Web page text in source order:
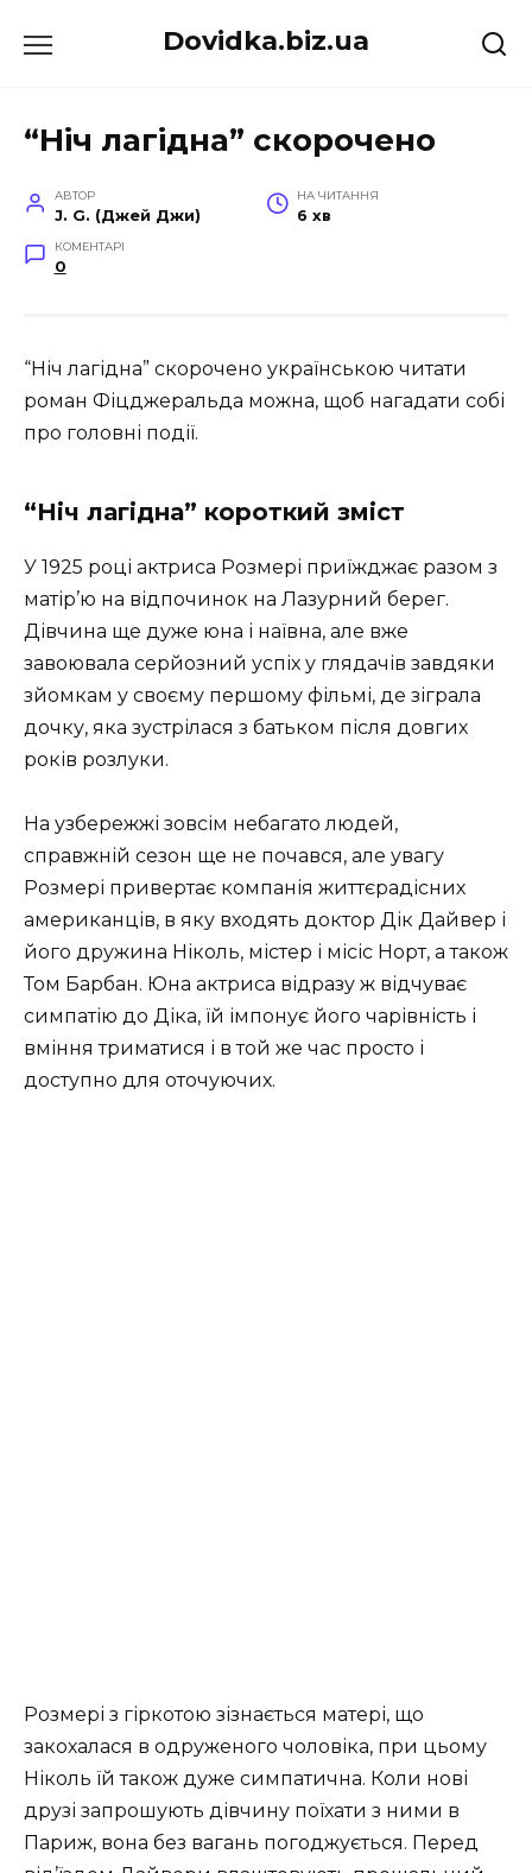
до
Dovidka.biz.ua
“Ніч лагідна” скорочено
АВТОР
J. G. (Джей Джи)
НА ЧИТАННЯ
6 хв
КОМЕНТАРІ
0
“Ніч лагідна” скорочено українською читати
роман Фіцджеральда можна, щоб нагадати собі
про головні події.
“Ніч лагідна” короткий зміст
У 1925 році актриса Розмері приїжджає разом з
матір’ю на відпочинок на Лазурний берег.
Дівчина ще дуже юна і наївна, але вже
завоювала серйозний успіх у глядачів завдяки
зйомкам у своєму першому фільмі, де зіграла
дочку, яка зустрілася з батьком після довгих
років розлуки.
На узбережжі зовсім небагато людей,
справжній сезон ще не почався, але увагу
Розмері привертає компанія життєрадісних
американців, в яку входять доктор Дік Дайвер і
його дружина Ніколь, містер і місіс Норт, а також
Том Барбан. Юна актриса відразу ж відчуває
симпатію до Діка, їй імпонує його чарівність і
вміння триматися і в той же час просто і
доступно для оточуючих.
Розмері з гіркотою зізнається матері, що
закохалася в одруженого чоловіка, при цьому
Ніколь їй також дуже симпатична. Коли нові
друзі запрошують дівчину поїхати з ними в
Париж, вона без вагань погоджується. Перед